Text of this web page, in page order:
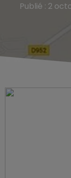
Publié : 2